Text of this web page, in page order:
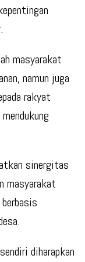
masyarakat
namun juga
rakyat
sinergitas
masyarakat
diharapkan